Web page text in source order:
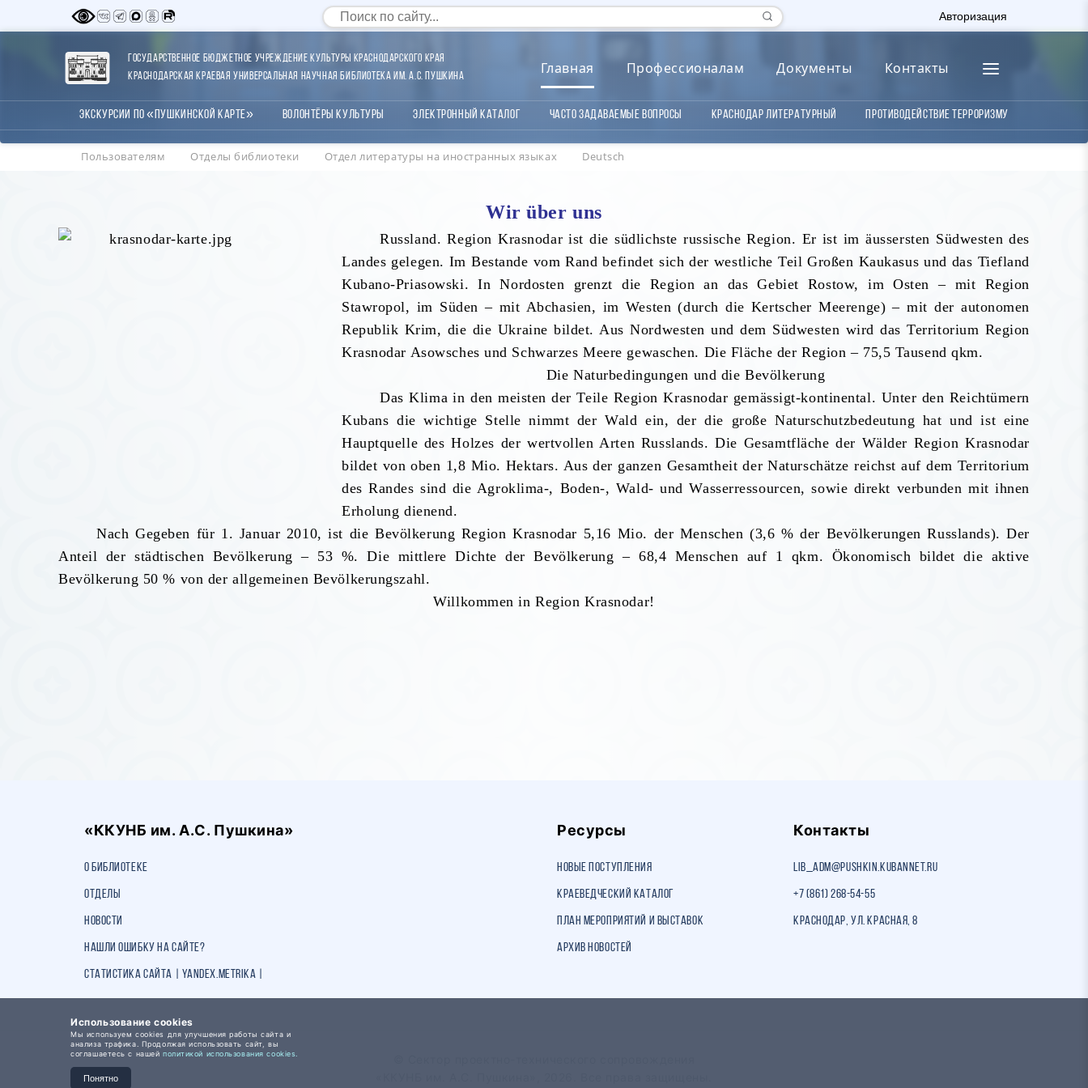
Авторизация
Государственное бюджетное учреждение культуры Краснодарского края
Краснодарская краевая универсальная научная библиотека им. А.С. Пушкина
Главная Профессионалам Документы Контакты
Экскурсии по «Пушкинской карте» Волонтёры Культуры Электронный каталог Часто задаваемые вопросы Краснодар литературный Противодействие терроризму
Пользователям Отделы библиотеки Отдел литературы на иностранных языках Deutsch
Wir über uns
Russland. Region Krasnodar ist die südlichste russische Region. Er ist im äussersten Südwesten des
Landes gelegen. Im Bestande vom Rand befindet sich der westliche Teil Großen Kaukasus und das Tiefland
Kubano-Priasowski. In Nordosten grenzt die Region an das Gebiet Rostow, im Osten – mit Region
Stawropol, im Süden – mit Abchasien, im Westen (durch die Kertscher Meerenge) – mit der autonomen
Republik Krim, die die Ukraine bildet. Aus Nordwesten und dem Südwesten wird das Territorium Region
Krasnodar Asowsches und Schwarzes Meere gewaschen. Die Fläche der Region – 75,5 Tausend qkm.
Die Naturbedingungen und die Bevölkerung
Das Klima in den meisten der Teile Region Krasnodar gemässigt-kontinental. Unter den Reichtümern
Kubans die wichtige Stelle nimmt der Wald ein, der die große Naturschutzbedeutung hat und ist eine
Hauptquelle des Holzes der wertvollen Arten Russlands. Die Gesamtfläche der Wälder Region Krasnodar
bildet von oben 1,8 Mio. Hektars. Aus der ganzen Gesamtheit der Naturschätze reichst auf dem Territorium
des Randes sind die Agroklima-, Boden-, Wald- und Wasserressourcen, sowie direkt verbunden mit ihnen
Erholung dienend.
Nach Gegeben für 1. Januar 2010, ist die Bevölkerung Region Krasnodar 5,16 Mio. der Menschen (3,6 % der Bevölkerungen Russlands). Der
Anteil der städtischen Bevölkerung – 53 %. Die mittlere Dichte der Bevölkerung – 68,4 Menschen auf 1 qkm. Ökonomisch bildet die aktive
Bevölkerung 50 % von der allgemeinen Bevölkerungszahl.
Willkommen in Region Krasnodar!
«ККУНБ им. А.С. Пушкина»
О библиотеке
Отделы
Новости
Нашли ошибку на сайте?
Статистика сайта | Yandex.Metrika |
Ресурсы
Новые поступления
Краеведческий каталог
План мероприятий и выставок
Архив новостей
Контакты
lib_adm@pushkin.kubannet.ru
+7 (861) 268-54-55
Краснодар, ул. Красная, 8
Использование cookies
Мы используем cookies для улучшения работы сайта и
анализа трафика. Продолжая использовать сайт, вы
соглашаетесь с нашей политикой использования cookies.
Понятно